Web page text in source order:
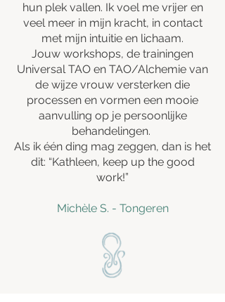
hun plek vallen. Ik voel me vrijer en
veel meer in mijn kracht, in contact
met mijn intuitie en lichaam.
Jouw workshops, de trainingen
Universal TAO en TAO/Alchemie van
de wijze vrouw versterken die
processen en vormen een mooie
aanvulling op je persoonlijke
behandelingen.
Als ik één ding mag zeggen, dan is het
dit: “Kathleen, keep up the good
work!”
Michèle S. - Tongeren